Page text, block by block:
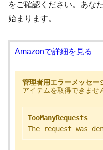
をご確認ください。あな
始まります。
Amazonで詳細を見る
管理者用エラーメッセー
アイテムを取得できませ
TooManyRequests
The request was